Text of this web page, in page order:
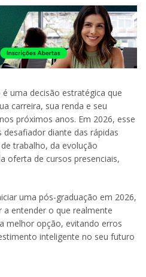
uma decisão estratégica que
carreira, sua renda e seu
próximos anos. Em 2026, esse
diante das rápidas
trabalho, da evolução
oferta de cursos presenciais,
uma pós-graduação em 2026,
entender o que realmente
melhor opção, evitando erros
inteligente no seu futuro